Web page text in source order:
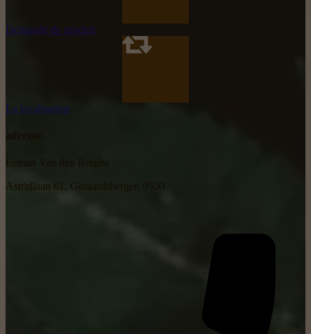
Demande de produit
La localisation
Astridlaan 61, Geraardsbergen 9500